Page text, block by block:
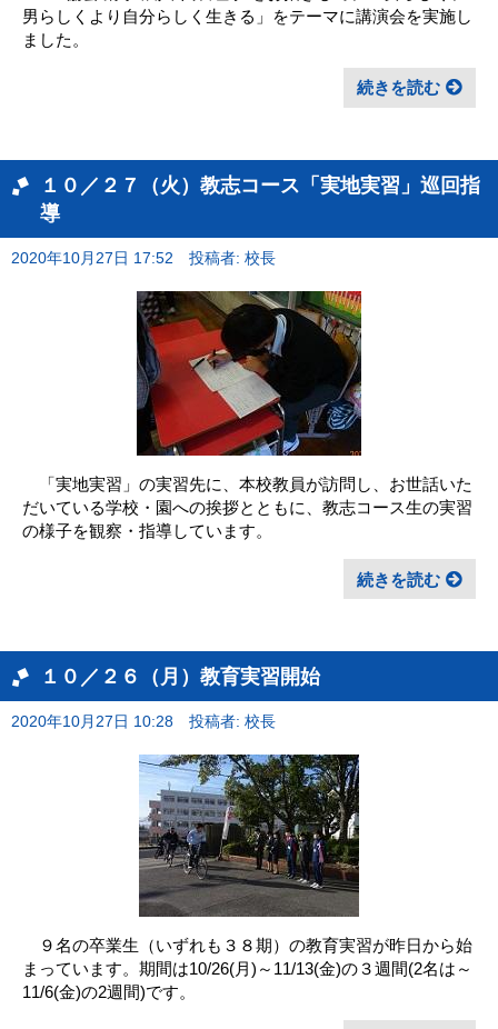
男らしくより自分らしく生きる」をテーマに講演会を実施し
ました。
続きを読む
１０／２７（火）教志コース「実地実習」巡回指
導
2020年10月27日 17:52 投稿者: 校長
「実地実習」の実習先に、本校教員が訪問し、お世話いた
だいている学校・園への挨拶とともに、教志コース生の実習
の様子を観察・指導しています。
続きを読む
１０／２６（月）教育実習開始
2020年10月27日 10:28 投稿者: 校長
９名の卒業生（いずれも３８期）の教育実習が昨日から始
まっています。期間は10/26(月)～11/13(金)の３週間(2名は～
11/6(金)の2週間)です。